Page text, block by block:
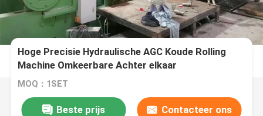
Hoge Precisie Hydraulische AGC Koude Rolling
Machine Omkeerbare Achter elkaar
MOQ：1SET
Beste prijs Contacteer ons